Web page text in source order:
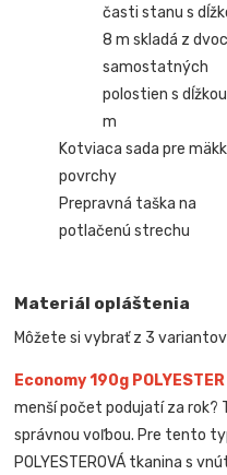
časti stanu s
8 m skladá z
samostatných
polostien s
m
Kotviaca sada pre
povrchy
Prepravná taška na
potlačenú strechu
Materiál opláštenia
Môžete si vybrať z 3
Economy 190g POLYESTER
menší počet podujatí za rok?
správnou voľbou. Pre tento
POLYESTEROVÁ tkanina s